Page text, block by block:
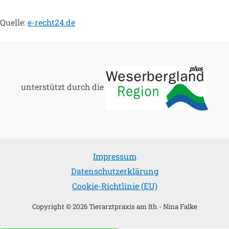
Quelle:e-recht24.de
unterstützt durch die
Impressum
Datenschutzerklärung
Cookie-Richtlinie (EU)
Copyright © 2026 Tierarztpraxis am Ith - Nina Falke